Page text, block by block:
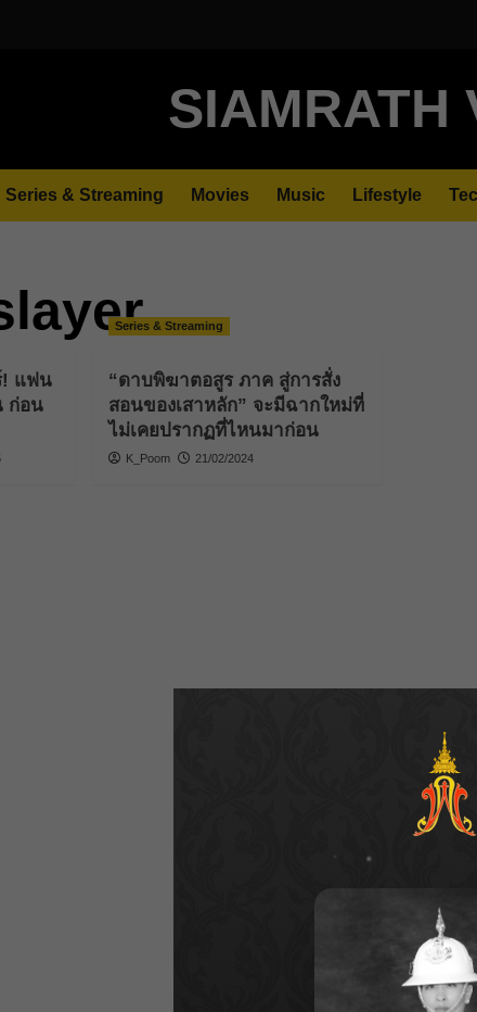
SIAMRATH
Series & Streaming Movies Music Lifestyle
! แฟน
ก่อน
Series & Streaming
“ดาบพิฆาตอสูร ภาค สู่การสั่ง
สอนของเสาหลัก” จะมีฉากใหม่ที่
ไม่เคยปรากฏที่ไหนมาก่อน
K_Poom 21/02/2024